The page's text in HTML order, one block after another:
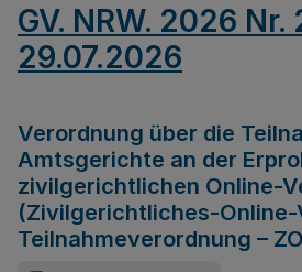
GV. NRW. 2026 Nr.
29.07.2026
Verordnung über die
Amtsgerichte an der
zivilgerichtlichen Online-
(Zivilgerichtliches-
Teilnahmeverordnung –